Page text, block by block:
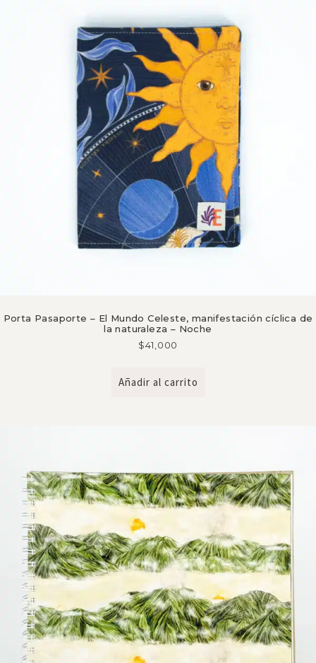
Porta Pasaporte – El Mundo Celeste, manifestación cíclica de
la naturaleza – Noche
$41,000
Añadir al carrito